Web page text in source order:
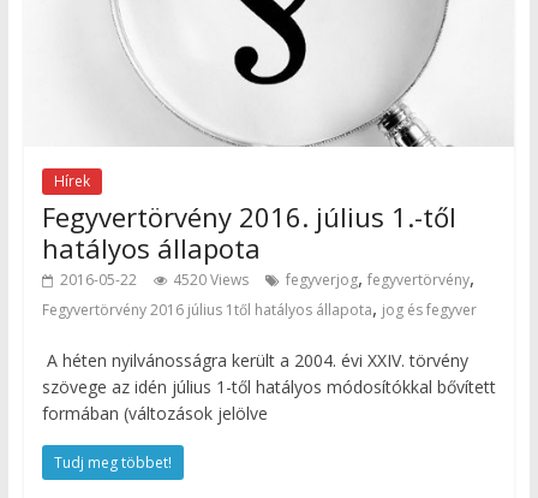
Hírek
Fegyvertörvény 2016. július 1.-től
hatályos állapota
2016-05-22 4520 Views fegyverjog, fegyvertörvény,
Fegyvertörvény 2016 július 1től hatályos állapota, jog és fegyver
A héten nyilvánosságra került a 2004. évi XXIV. törvény
szövege az idén július 1-től hatályos módosítókkal bővített
formában (változások jelölve
Tudj meg többet!